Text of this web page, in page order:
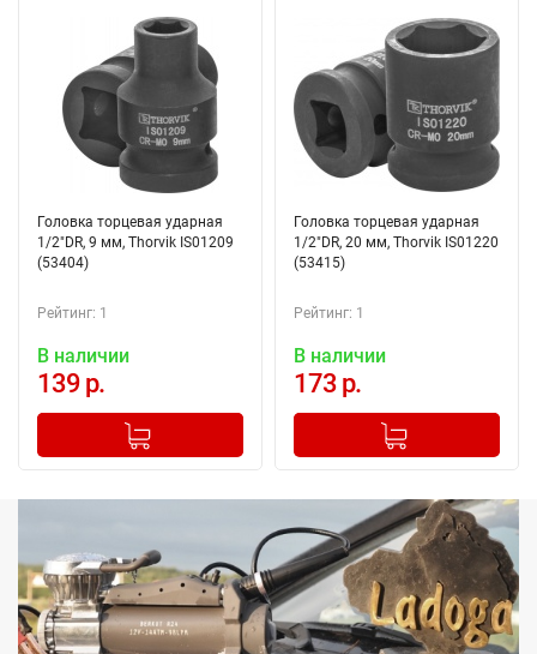
Головка торцевая ударная
1/2"DR, 9 мм, Thorvik IS01209
(53404)
Рейтинг: 1
В наличии
139 р.
+
Добавлено в корзину
Головка торцевая ударная
1/2"DR, 20 мм, Thorvik IS01220
(53415)
Рейтинг: 1
В наличии
173 р.
+
Добавлено в корзину